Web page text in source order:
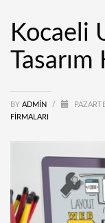
Kocaeli
BY ADMIN /
FIRMALARI